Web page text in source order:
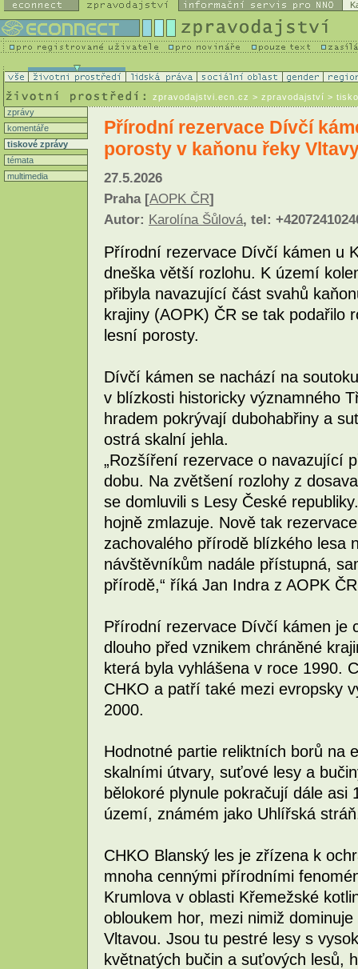
zpravodajstvi.ecn.cz > zpravodajství >
zprávy
komentáře
tiskové zprávy
témata
multimedia
Přírodní rezervace Dívčí
porosty v kaňonu řeky
27.5.2026
Praha [AOPK ČR]
Autor: Karolína Šůlová, tel:
Přírodní rezervace Dívčí kámen u
dneška větší rozlohu. K území
přibyla navazující část svahů
krajiny (AOPK) ČR se tak podařilo
lesní porosty.
Dívčí kámen se nachází na
v blízkosti historicky významného
hradem pokrývají dubohabřiny a
ostrá skalní jehla.
„Rozšíření rezervace o navazující
dobu. Na zvětšení rozlohy z
se domluvili s Lesy České
hojně zmlazuje. Nově tak
zachovalého přírodě blízkého lesa
návštěvníkům nadále přístupná,
přírodě,“ říká Jan Indra z AOPK
Přírodní rezervace Dívčí kámen je
dlouho před vznikem chráněné
která byla vyhlášena v roce 1990.
CHKO a patří také mezi evropsky
2000.
Hodnotné partie reliktních borů na
skalními útvary, suťové lesy a
bělokoré plynule pokračují dále
území, známém jako Uhlířská
CHKO Blanský les je zřízena k
mnoha cennými přírodními
Krumlova v oblasti Křemežské
obloukem hor, mezi nimiž
Vltavou. Jsou tu pestré lesy s
květnatých bučin a suťových lesů,